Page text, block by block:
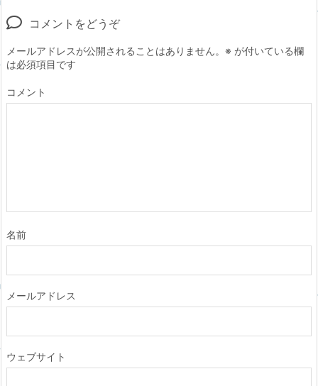
コメントをどうぞ
メールアドレスが公開されることはありません。 ※ が付いている欄
は必須項目です
コメント
名前
メールアドレス
ウェブサイト